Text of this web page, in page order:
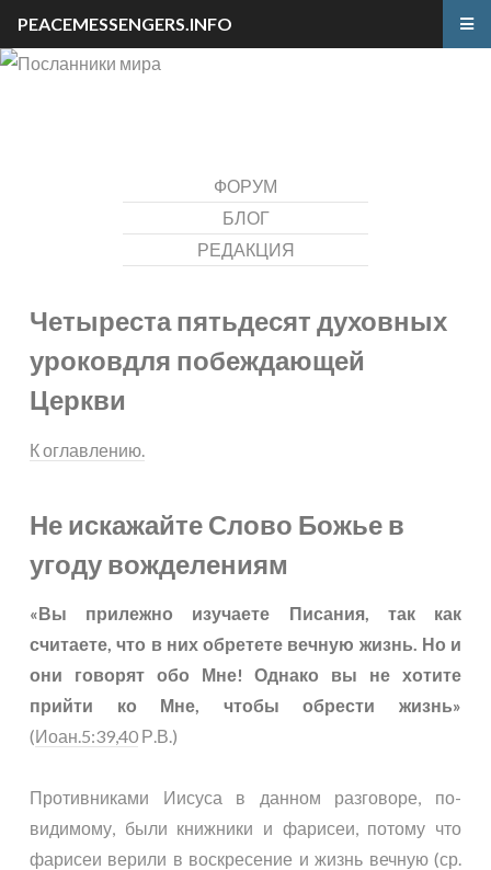
ФОРУМ
БЛОГ
РЕДАКЦИЯ
Четыреста пятьдесят духовных
уроковдля побеждающей
Церкви
К оглавлению.
Не искажайте Слово Божье в
угоду вожделениям
«Вы прилежно изучаете Писания, так как
считаете, что в них обретете вечную жизнь. Но и
они говорят обо Мне! Однако вы не хотите
прийти ко Мне, чтобы обрести жизнь»
(Иоан.5:39,40 Р.В.)
Противниками Иисуса в данном разговоре, по-
видимому, были книжники и фарисеи, потому что
фарисеи верили в воскресение и жизнь вечную (ср.
PEACEMESSENGERS.INFO